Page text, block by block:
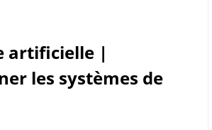
artificielle |
les systèmes de